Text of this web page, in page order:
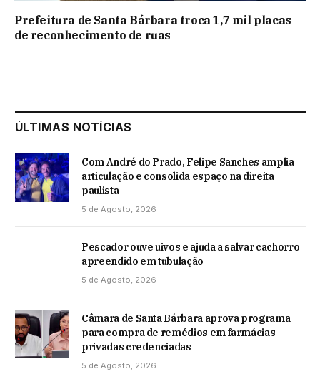
Prefeitura de Santa Bárbara troca 1,7 mil placas
de reconhecimento de ruas
ÚLTIMAS NOTÍCIAS
Com André do Prado, Felipe Sanches amplia
articulação e consolida espaço na direita
paulista
5 de Agosto, 2026
Pescador ouve uivos e ajuda a salvar cachorro
apreendido em tubulação
5 de Agosto, 2026
Câmara de Santa Bárbara aprova programa
para compra de remédios em farmácias
privadas credenciadas
5 de Agosto, 2026